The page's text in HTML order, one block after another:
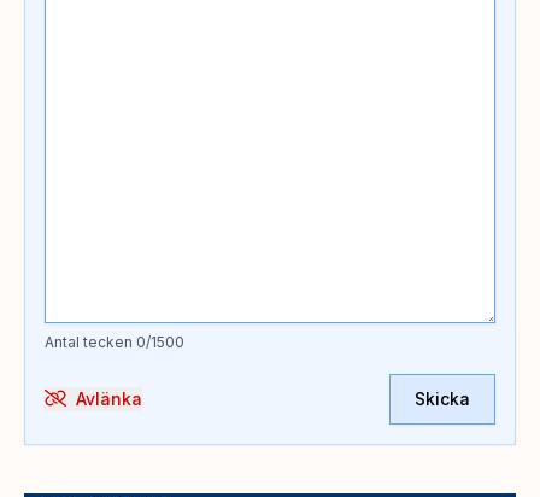
Antal tecken 0/1500
Avlänka Skicka